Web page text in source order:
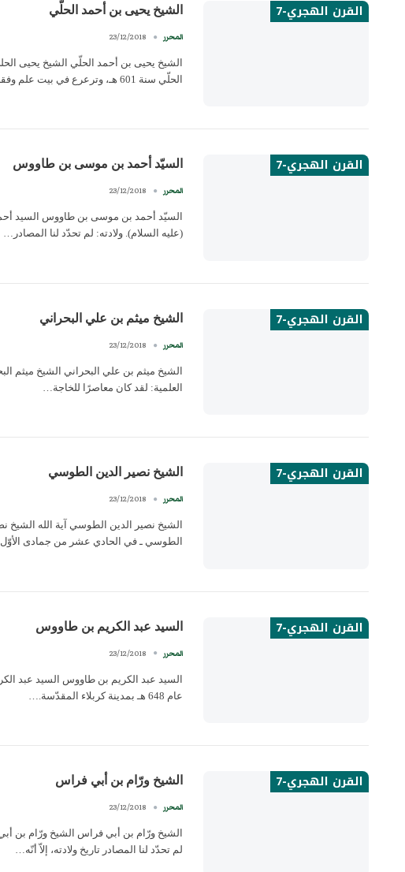
القرن الهجري-7 الشيخ يحيى بن أحمد الحلّي
المحرر 23/12/2018
الحلّي سنة 601 هـ، وترعرع في بيت علم وفقاهة،…
القرن الهجري-7 السيّد أحمد بن موسى بن طاووس
المحرر 23/12/2018
(عليه السلام). ولادته: لم تحدّد لنا المصادر…
القرن الهجري-7 الشيخ ميثم بن علي البحراني
المحرر 23/12/2018
العلمية: لقد كان معاصرًا للخاجة…
القرن الهجري-7 الشيخ نصير الدين الطوسي
المحرر 23/12/2018
الطوسي ـ في الحادي عشر من جمادى الأوّل 597 هـ، في…
القرن الهجري-7 السيد عبد الكريم بن طاووس
المحرر 23/12/2018
عام 648 هـ بمدينة كربلاء المقدّسة.…
القرن الهجري-7 الشيخ ورّام بن أبي فراس
المحرر 23/12/2018
لم تحدّد لنا المصادر تاريخ ولادته، إلاّ أنّه…